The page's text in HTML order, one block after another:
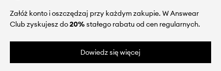
Załóż konto i oszczędzaj przy każdym zakupie. W Answear
Club zyskujesz do20%stałego rabatu od cen regularnych.
Dowiedz się więcej